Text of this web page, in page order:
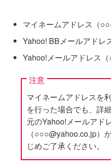
マイネームアドレス（
Yahoo! BBメールアドレ
Yahoo!メールアドレス
注意
マイネームアドレスを
を行った場合でも、詳
元のYahoo!メールアド
（○○○@yahoo.co.jp）
じめご了承ください。